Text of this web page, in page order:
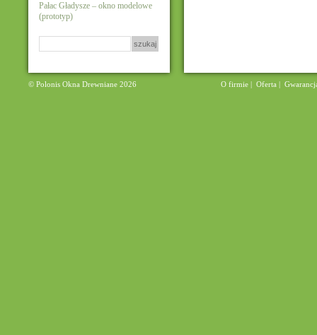
Pałac Gładysze – okno modelowe
(prototyp)
© Polonis Okna Drewniane 2026 O firmie | Oferta |